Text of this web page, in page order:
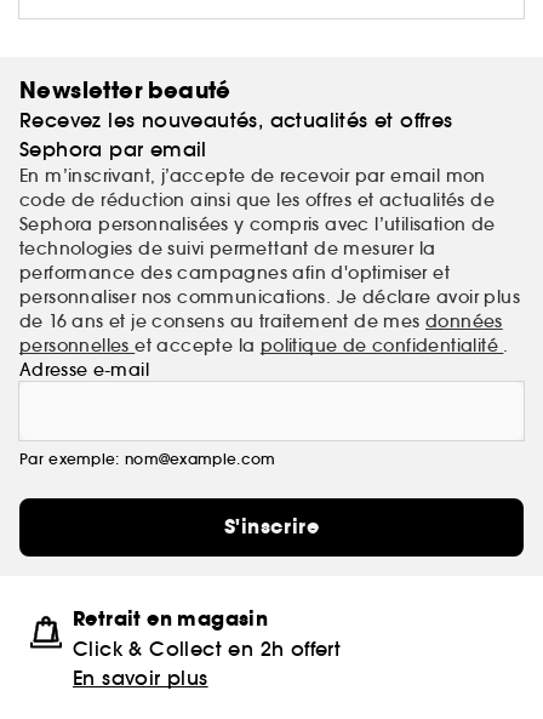
Newsletter beauté
Recevez les nouveautés, actualités et offres
Sephora par email
En m’inscrivant, j’accepte de recevoir par email mon
code de réduction ainsi que les offres et actualités de
Sephora personnalisées y compris avec l’utilisation de
technologies de suivi permettant de mesurer la
performance des campagnes afin d'optimiser et
personnaliser nos communications. Je déclare avoir plus
de 16 ans et je consens au traitement de mes données
personnelleset accepte la politique de confidentialité .
Adresse e-mail
Par exemple: nom@example.com
S'inscrire
Retrait en magasin
Click & Collect en 2h offert
En savoir plus